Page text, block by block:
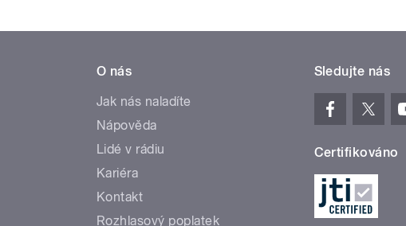
O nás
Jak nás naladíte
Nápověda
Lidé v rádiu
Kariéra
Kontakt
Rozhlasový poplatek
Sledujte nás
Certifikováno